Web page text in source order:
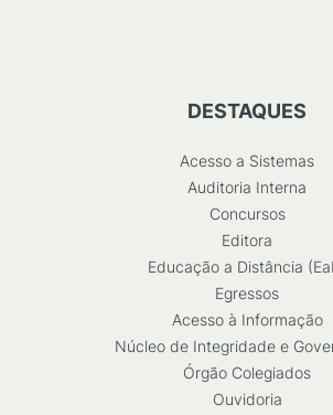
DESTAQUES
Acesso a Sistemas
Auditoria Interna
Concursos
Editora
Educação a Distância
Egressos
Acesso à Informação
Núcleo de Integridade e
Órgão Colegiados
Ouvidoria